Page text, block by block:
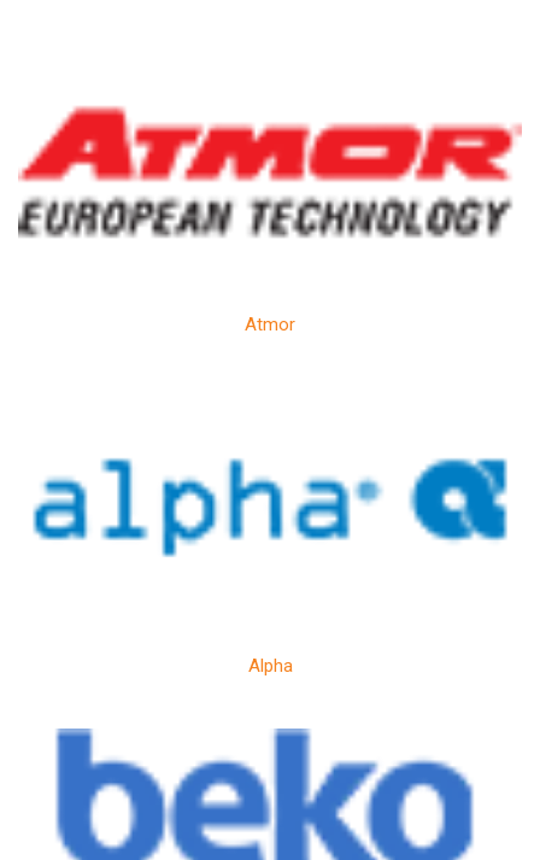
Atmor
Alpha